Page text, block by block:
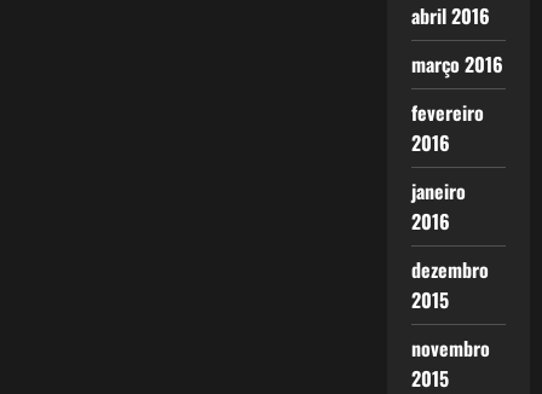
abril 2016
março 2016
fevereiro
2016
janeiro
2016
dezembro
2015
novembro
2015